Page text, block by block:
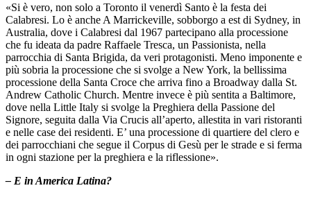
«Si è vero, non solo a Toronto il venerdì Santo è la festa dei
Calabresi. Lo è anche A Marrickeville, sobborgo a est di Sydney, in
Australia, dove i Calabresi dal 1967 partecipano alla processione
che fu ideata da padre Raffaele Tresca, un Passionista, nella
parrocchia di Santa Brigida, da veri protagonisti. Meno imponente e
più sobria la processione che si svolge a New York, la bellissima
processione della Santa Croce che arriva fino a Broadway dalla St.
Andrew Catholic Church. Mentre invece è più sentita a Baltimore,
dove nella Little Italy si svolge la Preghiera della Passione del
Signore, seguita dalla Via Crucis all’aperto, allestita in vari ristoranti
e nelle case dei residenti. E’ una processione di quartiere del clero e
dei parrocchiani che segue il Corpus di Gesù per le strade e si ferma
in ogni stazione per la preghiera e la riflessione».
– E in America Latina?